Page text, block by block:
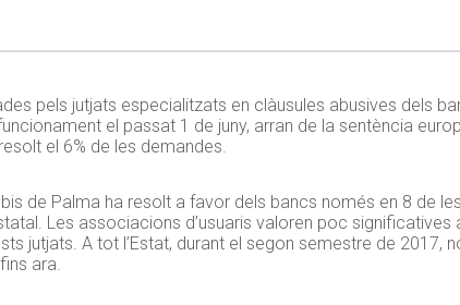
pels jutjats especialitzats en clàusules abusives dels
el passat 1 de juny, arran de la sentència
el 6% de les demandes.
de Palma ha resolt a favor dels bancs només en 8 de
Les associacions d’usuaris valoren poc
jutjats. A tot l’Estat, durant el segon semestre de 2017,
ara.